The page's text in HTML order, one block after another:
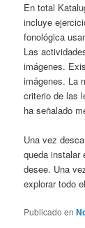
En total
incluye
fonológica
Las
imágenes.
imágenes. La
criterio de las
ha señalado
Una vez
queda instalar
desee. Una
explorar todo
Publicado en